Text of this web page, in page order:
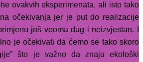
ovakvih eksperimenata, ali isto tako
očekivanja jer je put do realizacije
još veoma dug i neizvjestan. I
je očekivati da ćemo se tako skoro
što je važno da znaju ekološki